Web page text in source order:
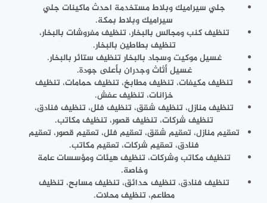
جلي سيراميك وبلاط مستخدمة احدث ماكينات جلي
سيراميك وبلاط بمكة.
تنظيف كنب ومجالس بالبخار، تنظيف مفروشات بالبخار،
تنظيف بطاطين بالبخار.
غسيل موكيت وسجاد بالبخار تنظيف ستائر بالبخار.
غسيل أثاث وجدران بأعلى جودة.
تنظيف مكيفات، تنظيف مطابخ، تنظيف حمامات، تنظيف
خزانات، تنظيف عفش.
تنظيف منازل، تنظيف شقق، تنظيف فلل، تنظيف فنادق،
تنظيف شركات، تنظيف قصور، تنظيف مكاتب.
تعقيم منازل، تعقيم شقق، تعقيم فلل، تعقيم قصور، تعقيم
فنادق، تعقيم شركات، تعقيم مكاتب.
تنظيف مكاتب وشركات، تنظيف هيئات ومؤسسات عامة
وخاصة.
تنظيف فنادق، تنظيف حدائق، تنظيف مسابح، تنظيف
مطاعم، تنظيف محلات.